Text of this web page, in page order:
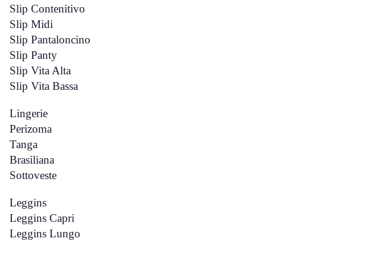
Slip Contenitivo
Slip Midi
Slip Pantaloncino
Slip Panty
Slip Vita Alta
Slip Vita Bassa
Lingerie
Perizoma
Tanga
Brasiliana
Sottoveste
Leggins
Leggins Capri
Leggins Lungo